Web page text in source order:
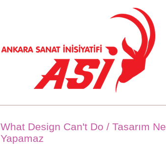
What Design Can't Do / Tasarım Ne
Yapamaz